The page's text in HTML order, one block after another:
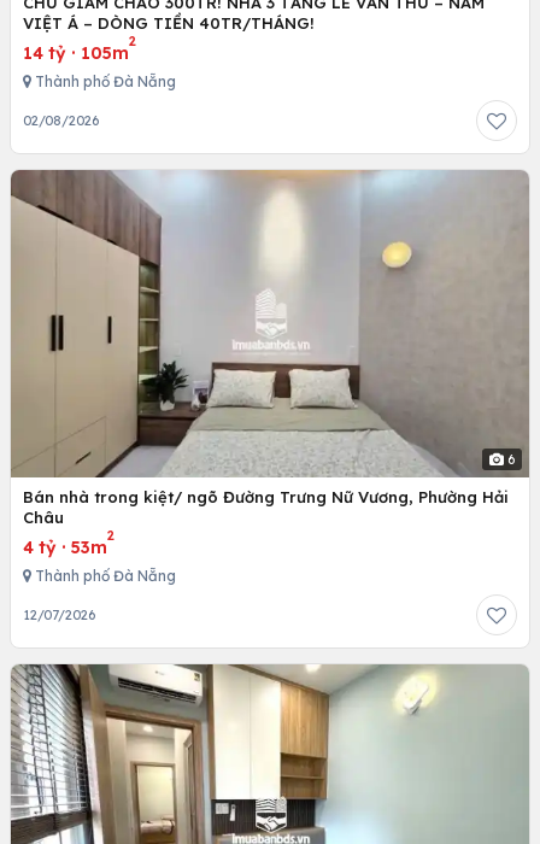
VIỆT Á – DÒNG TIỀN 40TR/THÁNG!
14 tỷ · 105m
2
Thành phố Đà Nẵng
02/08/2026
6
Bán nhà trong kiệt/ ngõ Đường Trưng Nữ Vương, Phường Hải
Châu
4 tỷ · 53m
2
Thành phố Đà Nẵng
12/07/2026